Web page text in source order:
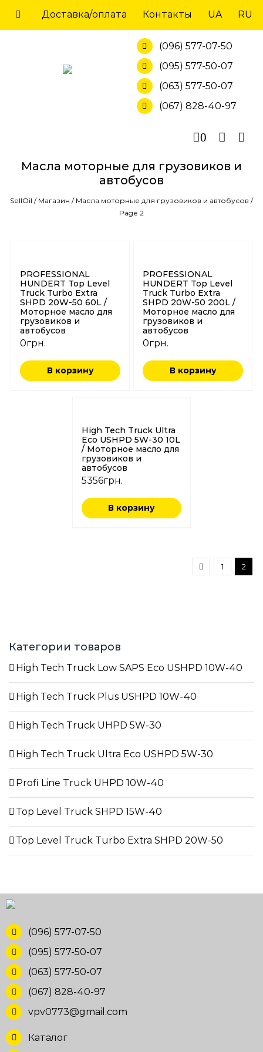
Доставка/оплата Контакты UA RU
(096) 577-07-50
(095) 577-50-07
(063) 577-50-07
(067) 828-40-97
0
Масла моторные для грузовиков и
автобусов
SellOil / Магазин / Масла моторные для грузовиков и автобусов /
Page 2
PROFESSIONAL
HUNDERT Top Level
Truck Turbo Extra
SHPD 20W-50 60L /
Моторное масло для
грузовиков и
автобусов
0грн.
В корзину
PROFESSIONAL
HUNDERT Top Level
Truck Turbo Extra
SHPD 20W-50 200L /
Моторное масло для
грузовиков и
автобусов
0грн.
В корзину
High Tech Truck Ultra
Eco USHPD 5W-30 10L
/ Моторное масло для
грузовиков и
автобусов
5356грн.
В корзину
1 2
Категории товаров
High Tech Truck Low SAPS Eco USHPD 10W-40
High Tech Truck Plus USHPD 10W-40
High Tech Truck UHPD 5W-30
High Tech Truck Ultra Eco USHPD 5W-30
Profi Line Truck UHPD 10W-40
Top Level Truck SHPD 15W-40
Top Level Truck Turbo Extra SHPD 20W-50
(096) 577-07-50
(095) 577-50-07
(063) 577-50-07
(067) 828-40-97
vpv0773@gmail.com
Каталог